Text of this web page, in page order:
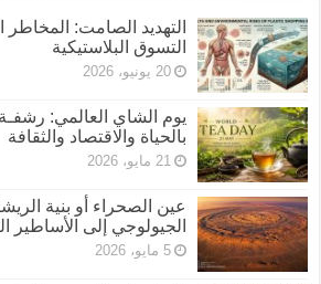
التهديد الصامت: المخاطر
التسوق البلاستيكية
20 يونيو، 2026
يوم الشاي العالمي:
بالحياة والاقتصاد والثقافة
21 مايو، 2026
عين الصحراء أو بنية
الجيولوجي إلى الأساطير
5 مايو، 2026